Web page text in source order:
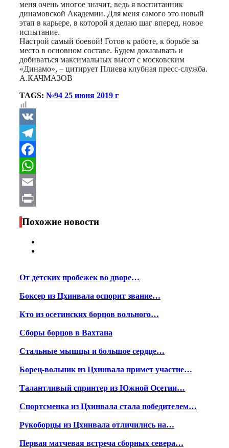
меня очень многое значит, ведь я воспитанник
динамовской Академии. Для меня самого это новый
этап в карьере, в которой я делаю шаг вперед, новое
испытание.
Настрой самый боевой! Готов к работе, к борьбе за
место в основном составе. Будем доказывать и
добиваться максимальных высот с московским
«Динамо», – цитирует Плиева клубная пресс-служба.
А.КАЧМАЗОВ
TAGS: №94 25 июня 2019 г
VK
Telegram
Facebook
WhatsApp
Email
Print
Похожие новости
От детских пробежек во дворе…
Боксер из Цхинвала оспорит звание…
Кто из осетинских борцов вольного…
Сборы борцов в Вахтана
Стальные мышцы и большое сердце…
Борец-вольник из Цхинвала примет участие…
Талантливый спринтер из Южной Осетии…
Спортсменка из Цхинвала стала победителем…
Рукоборцы из Цхинвала отличились на…
Первая матчевая встреча сборных севера…